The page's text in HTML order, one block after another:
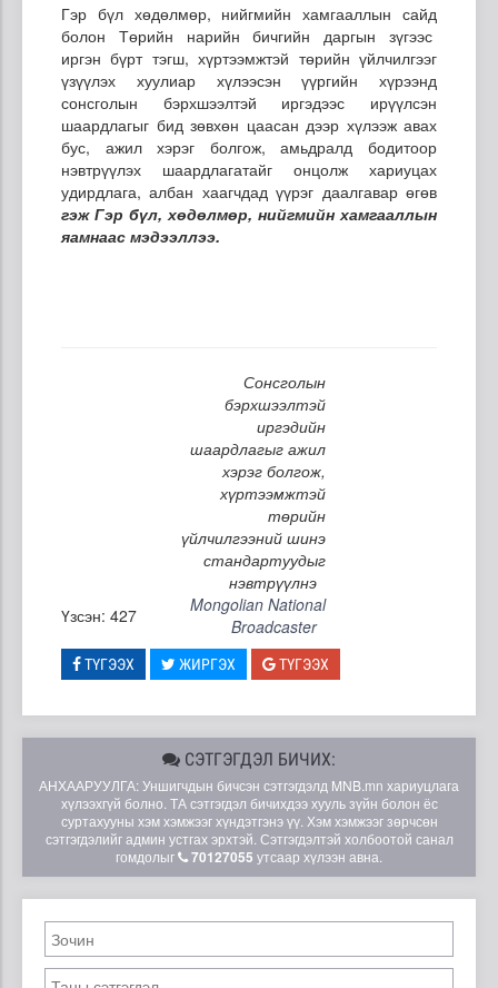
Гэр бүл хөдөлмөр, нийгмийн хамгааллын сайд
болон Төрийн нарийн бичгийн даргын зүгээс
иргэн бүрт тэгш, хүртээмжтэй төрийн үйлчилгээг
үзүүлэх хуулиар хүлээсэн үүргийн хүрээнд
сонсголын бэрхшээлтэй иргэдээс ирүүлсэн
шаардлагыг бид зөвхөн цаасан дээр хүлээж авах
бус, ажил хэрэг болгож, амьдралд бодитоор
нэвтрүүлэх шаардлагатайг онцолж хариуцах
удирдлага, албан хаагчдад үүрэг даалгавар өгөв
гэж Гэр бүл, хөдөлмөр, нийгмийн хамгааллын
яамнаас мэдээллээ.
Сонсголын
бэрхшээлтэй
иргэдийн
шаардлагыг ажил
хэрэг болгож,
хүртээмжтэй
төрийн
үйлчилгээний шинэ
стандартуудыг
нэвтрүүлнэ
Үзсэн: 427
Mongolian National
Broadcaster
ТҮГЭЭХ ЖИРГЭХ ТҮГЭЭХ
СЭТГЭГДЭЛ БИЧИХ:
АНХААРУУЛГА: Уншигчдын бичсэн сэтгэгдэлд MNB.mn хариуцлага
хүлээхгүй болно. ТА сэтгэгдэл бичихдээ хууль зүйн болон ёс
суртахууны хэм хэмжээг хүндэтгэнэ үү. Хэм хэмжээг зөрчсөн
сэтгэгдэлийг админ устгах эрхтэй. Сэтгэгдэлтэй холбоотой санал
гомдолыг
70127055 утсаар хүлээн авна.